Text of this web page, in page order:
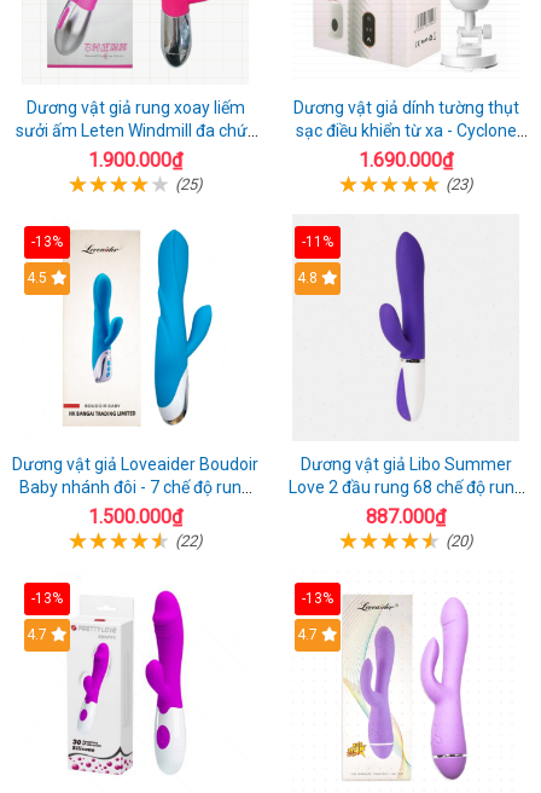
Dương vật giả rung xoay liếm
sưởi ấm Leten Windmill đa chức
năng
1.900.000₫
(25)
Dương vật giả dính tường thụt
sạc điều khiển từ xa - Cyclone
Fire
1.690.000₫
(23)
-13%
4.5
Dương vật giả Loveaider Boudoir
Baby nhánh đôi - 7 chế độ rung
sạc điện
1.500.000₫
(22)
-11%
4.8
Dương vật giả Libo Summer
Love 2 đầu rung 68 chế độ rung
sạc pin thỏa mãn
887.000₫
(20)
-13%
4.7
-13%
4.7